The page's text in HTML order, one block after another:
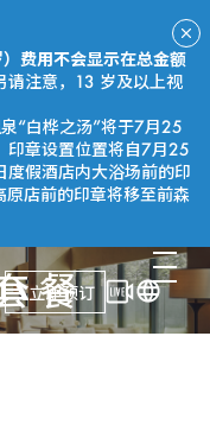
费用不会显示在总金额
请注意，13 岁及以上视
“白桦之汤”将于7月25
印章设置位置将自7月25
度假酒店内大浴场前的印
店前的印章将移至前森
立即预订
餐